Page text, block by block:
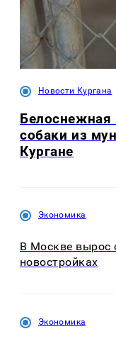
Новости Кургана
собаки из
Кургане
Экономика
В Москве вырос
новостройках
Экономика